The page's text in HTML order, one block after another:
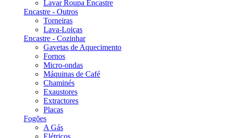
Lavar Roupa Encastre
Encastre - Outros
Torneiras
Lava-Loiças
Encastre - Cozinhar
Gavetas de Aquecimento
Fornos
Micro-ondas
Máquinas de Café
Chaminés
Exaustores
Extractores
Placas
Fogões
A Gás
Elétricos